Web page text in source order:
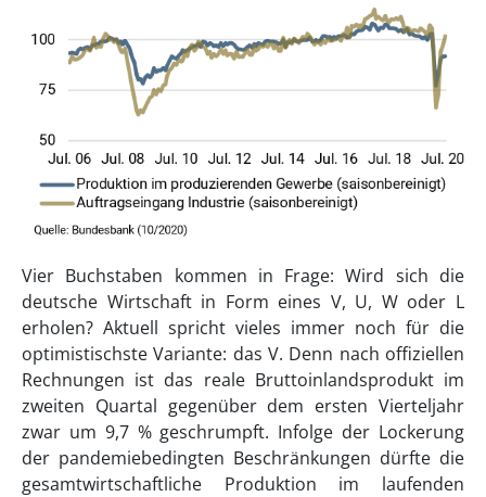
Vier Buchstaben kommen in Frage: Wird sich die
deutsche Wirtschaft in Form eines V, U, W oder L
erholen? Aktuell spricht vieles immer noch für die
optimistischste Variante: das V. Denn nach offiziellen
Rechnungen ist das reale Bruttoinlandsprodukt im
zweiten Quartal gegenüber dem ersten Vierteljahr
zwar um 9,7 % geschrumpft. Infolge der Lockerung
der pandemiebedingten Beschränkungen dürfte die
gesamtwirtschaftliche Produktion im laufenden